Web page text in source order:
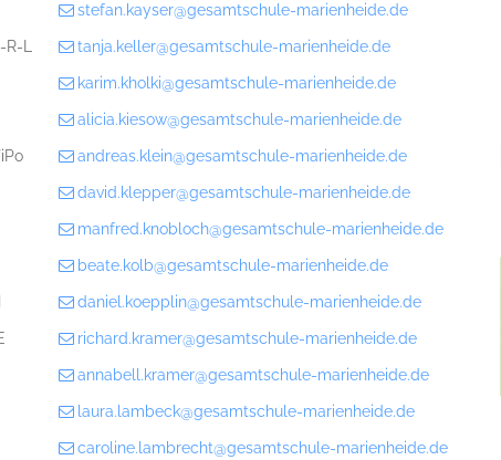
stefan.kayser@gesamtschule-marienheide.de
L tanja.keller@gesamtschule-marienheide.de
karim.kholki@gesamtschule-marienheide.de
alicia.kiesow@gesamtschule-marienheide.de
andreas.klein@gesamtschule-marienheide.de
david.klepper@gesamtschule-marienheide.de
manfred.knobloch@gesamtschule-marienheide.de
beate.kolb@gesamtschule-marienheide.de
daniel.koepplin@gesamtschule-marienheide.de
richard.kramer@gesamtschule-marienheide.de
annabell.kramer@gesamtschule-marienheide.de
laura.lambeck@gesamtschule-marienheide.de
caroline.lambrecht@gesamtschule-marienheide.de